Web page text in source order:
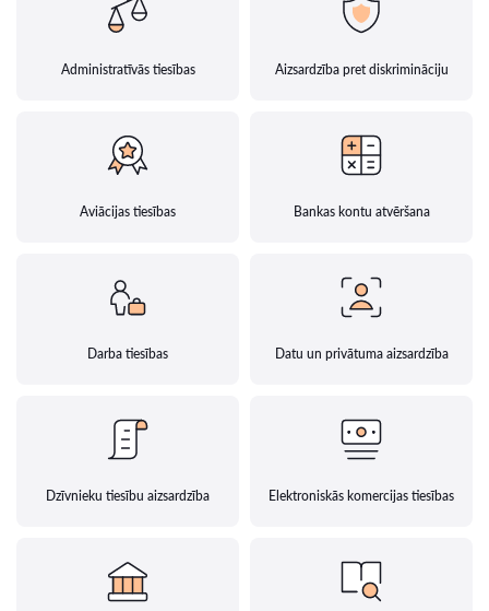
Administratīvās tiesības Aizsardzība pret diskrimināciju
Aviācijas tiesības Bankas kontu atvēršana
Darba tiesības Datu un privātuma aizsardzība
Dzīvnieku tiesību aizsardzība Elektroniskās komercijas tiesības